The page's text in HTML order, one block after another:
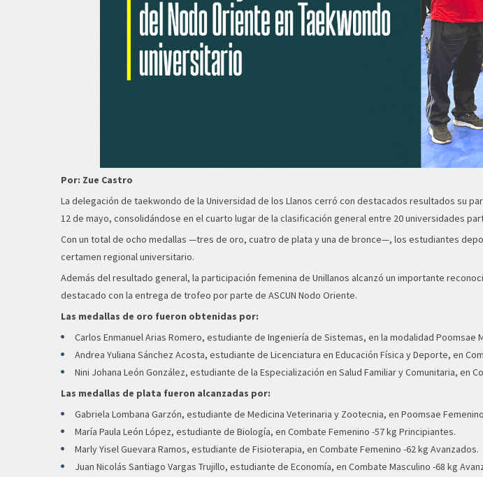
Por: Zue Castro
La delegación de taekwondo de la Universidad de los Llanos cerró con destacados resultados su
12 de mayo, consolidándose en el cuarto lugar de la clasificación general entre 20 universidades
Con un total de ocho medallas —tres de oro, cuatro de plata y una de bronce—, los estudiantes
certamen regional universitario.
Además del resultado general, la participación femenina de Unillanos alcanzó un importante
destacado con la entrega de trofeo por parte de ASCUN Nodo Oriente.
Las medallas de oro fueron obtenidas por:
Carlos Enmanuel Arias Romero, estudiante de Ingeniería de Sistemas, en la modalidad Poomsae
Andrea Yuliana Sánchez Acosta, estudiante de Licenciatura en Educación Física y Deporte, en
Nini Johana León González, estudiante de la Especialización en Salud Familiar y Comunitaria, en
Las medallas de plata fueron alcanzadas por:
Gabriela Lombana Garzón, estudiante de Medicina Veterinaria y Zootecnia, en Poomsae
María Paula León López, estudiante de Biología, en Combate Femenino -57 kg Principiantes.
Marly Yisel Guevara Ramos, estudiante de Fisioterapia, en Combate Femenino -62 kg Avanzados.
Juan Nicolás Santiago Vargas Trujillo, estudiante de Economía, en Combate Masculino -68 kg